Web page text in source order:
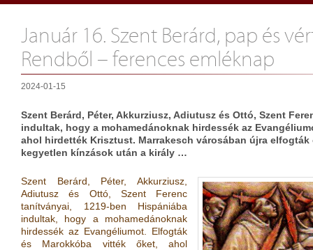
Január 16. Szent Berárd, pap és
Rendből – ferences emléknap
2024-01-15
Szent Berárd, Péter, Akkurziusz, Adiutusz és Ottó, Szent
indultak, hogy a mohamedánoknak hirdessék az
ahol hirdették Krisztust. Marrakesch városában újra
kegyetlen kínzások után a király …
Szent Berárd, Péter, Akkurziusz,
Adiutusz és Ottó, Szent Ferenc
tanítványai, 1219-ben Hispániába
indultak, hogy a mohamedánoknak
hirdessék az Evangéliumot. Elfogták
és Marokkóba vitték őket, ahol